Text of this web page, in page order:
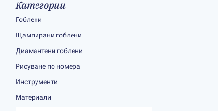
Категории
Гоблени
Щампирани гоблени
Диамантени гоблени
Рисуване по номера
Инструменти
Материали